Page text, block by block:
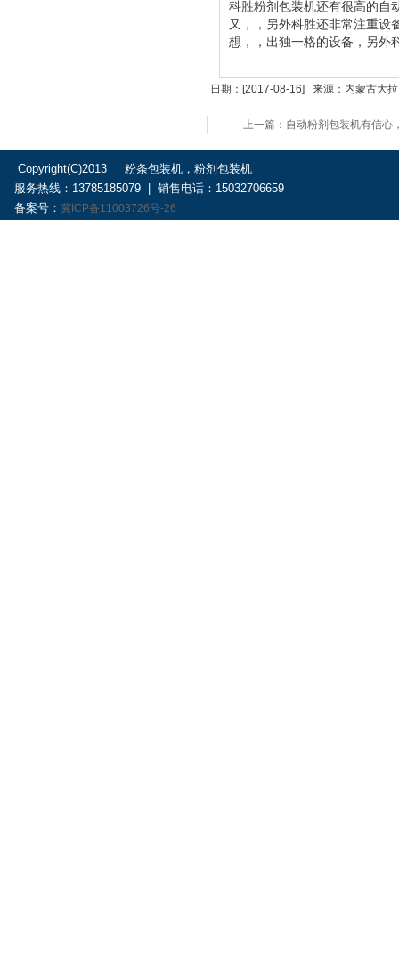
科胜粉剂包装机还有很高的自
又，，另外科胜还非常注重设
想，，出独一格的设备，另外
日期：[2017-08-16] 来源：内蒙古大
上一篇：自动粉剂包装机有信心
Copyright(C)2013 粉条包装机，粉剂包装机
服务热线：13785185079 | 销售电话：15032706659
备案号： 冀ICP备11003726号-26